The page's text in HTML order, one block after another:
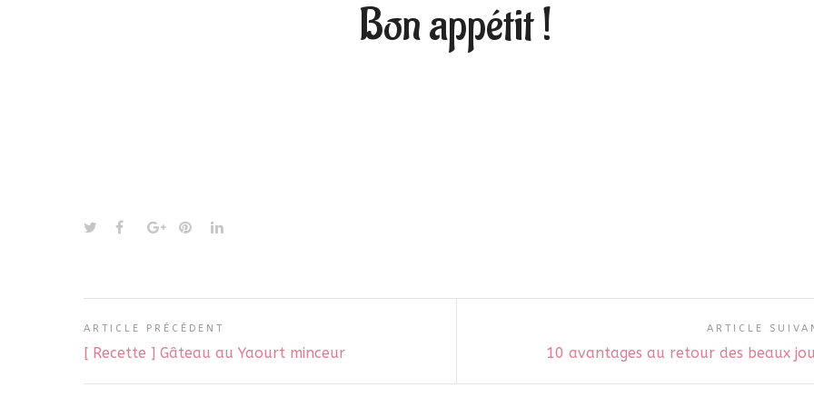
Bon appétit !
ARTICLE PRÉCÉDENT
[ Recette ] Gâteau au Yaourt minceur
ARTICLE
10 avantages au retour des beaux